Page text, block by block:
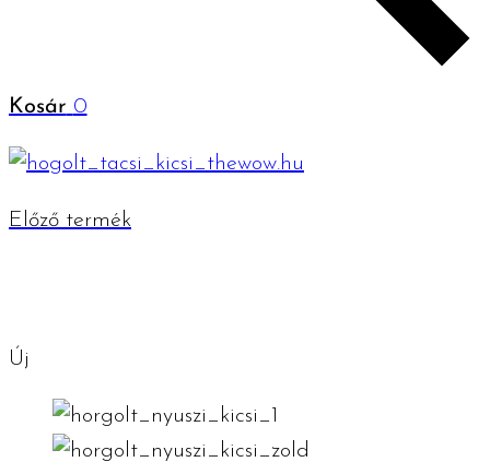
Kosár 0
Előző termék
Új